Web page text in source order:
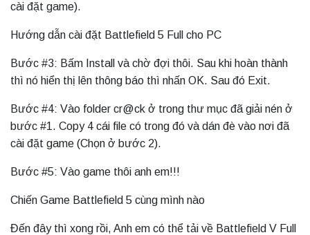
cài đặt game).
Hướng dẫn cài đặt Battlefield 5 Full cho PC
Bước #3: Bấm Install và chờ đợi thôi. Sau khi hoàn thành
thì nó hiển thị lên thông báo thì nhấn OK. Sau đó Exit.
Bước #4: Vào folder cr@ck ở trong thư mục đã giải nén ở
bước #1. Copy 4 cái file có trong đó và dán đè vào nơi đã
cài đặt game (Chọn ở bước 2).
Bước #5: Vào game thôi anh em!!!
Chiến Game Battlefield 5 cùng mình nào
Đến đây thì xong rồi, Anh em có thể tải về Battlefield V Full